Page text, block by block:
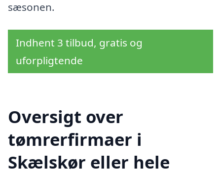
sæsonen.
Indhent 3 tilbud, gratis og
uforpligtende
Oversigt over
tømrerfirmaer i
Skælskør eller hele